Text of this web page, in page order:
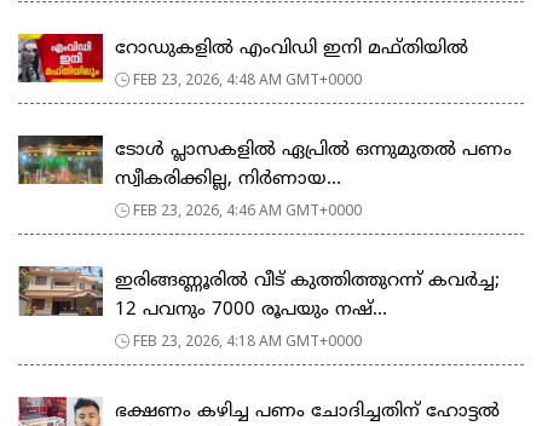
റോഡുകളില്‍ എംവിഡി ഇനി മഫ്തിയില്‍
FEB 23, 2026, 4:48 AM GMT+0000
ടോള്‍ പ്ലാസകളില്‍ ഏപ്രില്‍ ഒന്നുമുതല്‍ പണം
സ്വീകരിക്കില്ല, നിര്‍ണായ...
FEB 23, 2026, 4:46 AM GMT+0000
ഇരിങ്ങണ്ണൂരിൽ വീട് കുത്തിത്തുറന്ന് കവർച്ച;
12 പവനും 7000 രൂപയും നഷ്...
FEB 23, 2026, 4:18 AM GMT+0000
ഭക്ഷണം കഴിച്ച പണം ചോദിച്ചതിന് ഹോട്ടൽ